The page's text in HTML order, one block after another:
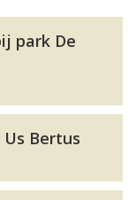
park De
Bertus